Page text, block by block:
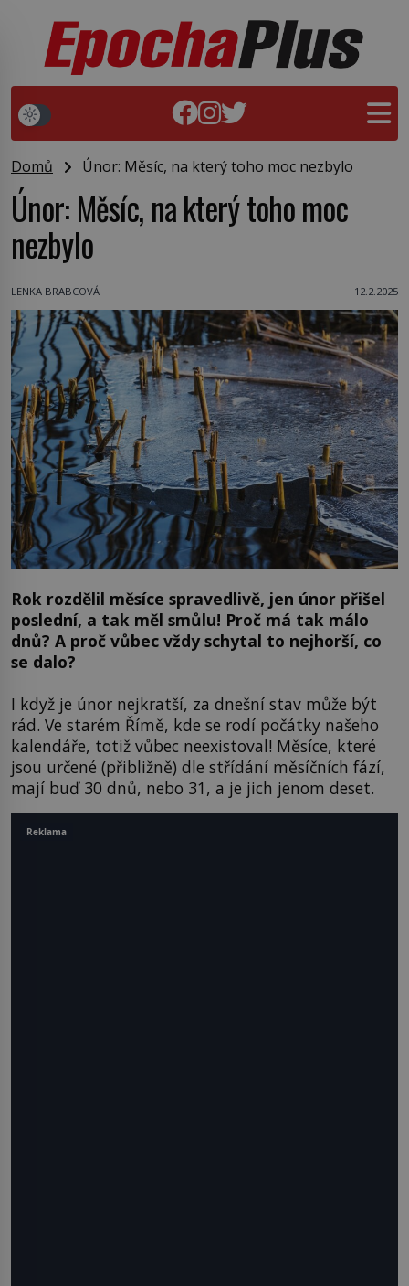
Domů Únor: Měsíc, na který toho moc nezbylo
Únor: Měsíc, na který toho moc
nezbylo
LENKA BRABCOVÁ 12.2.2025
Rok rozdělil měsíce spravedlivě, jen únor přišel
poslední, a tak měl smůlu! Proč má tak málo
dnů? A proč vůbec vždy schytal to nejhorší, co
se dalo?
I když je únor nejkratší, za dnešní stav může být
rád. Ve starém Římě, kde se rodí počátky našeho
kalendáře, totiž vůbec neexistoval! Měsíce, které
jsou určené (přibližně) dle střídání měsíčních fází,
mají buď 30 dnů, nebo 31, a je jich jenom deset.
Reklama